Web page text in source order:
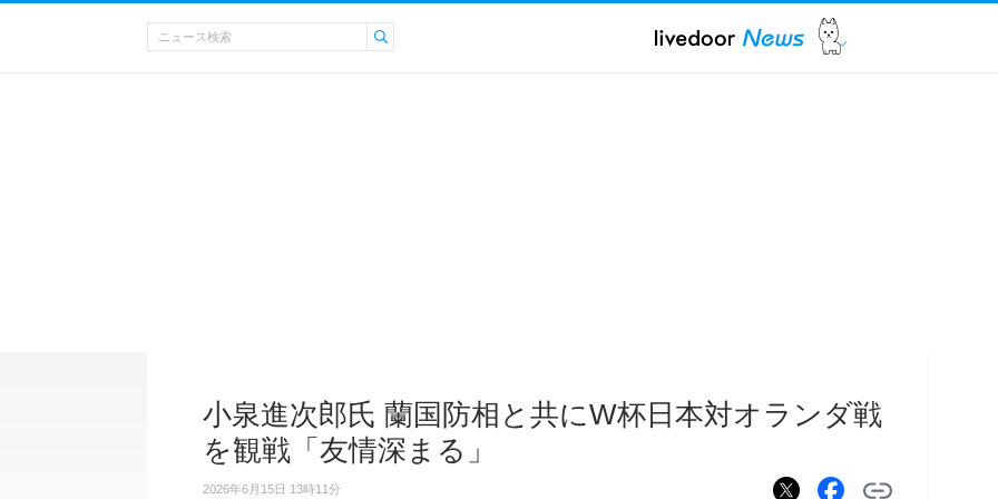
小泉進次郎氏 蘭国防相と共にW杯日本対オランダ戦
を観戦「友情深まる」
2026年6月15日 13時11分